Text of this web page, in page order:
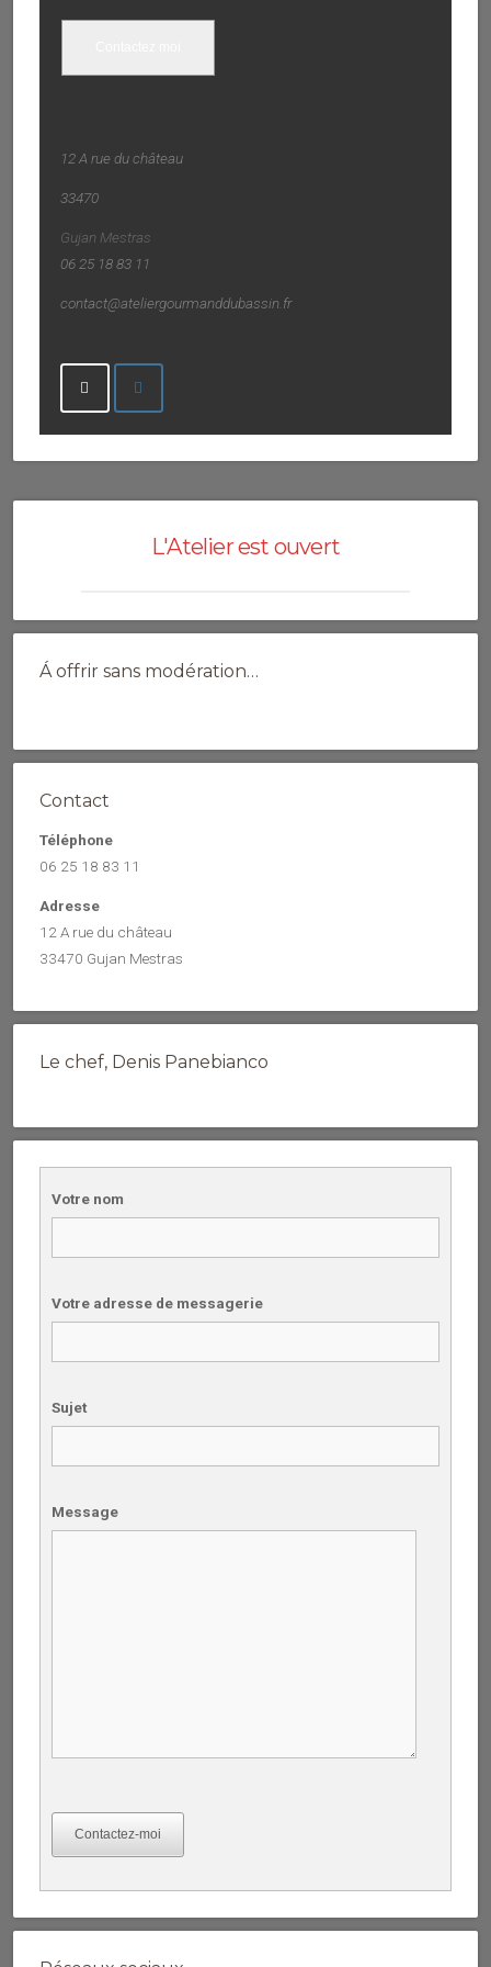
12 A rue du château
33470
Gujan Mestras
06 25 18 83 11
contact@ateliergourmanddubassin.fr
L'Atelier est ouvert
Á offrir sans modération…
Contact
Téléphone
06 25 18 83 11
Adresse
12 A rue du château
33470 Gujan Mestras
Le chef, Denis Panebianco
Votre nom
Votre adresse de messagerie
Sujet
Message
Contactez-moi